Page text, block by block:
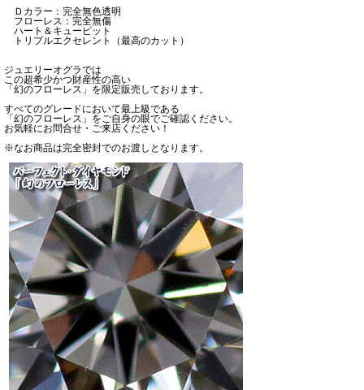
Ｄカラー：完全無色透明
フローレス：完全無傷
ハート＆キューピット
トリプルエクセレント（最高のカット）
ジュエリーオグラでは
この超希少かつ財産性の高い
「幻のフローレス」を限定販売しております。
すべてのグレードにおいて最上級である
「幻のフローレス」をご自身の眼でご確認ください。
お気軽にお問合せ・ご来店ください！
※なお商品は完全密封でのお渡しとなります。